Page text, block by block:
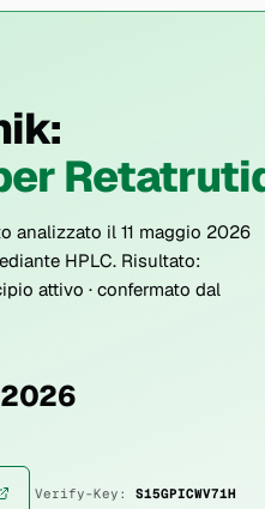
analizzato il 11 maggio 2026
HPLC. Risultato:
attivo · confermato dal
2026
Verify-Key: S15GPICWV71H